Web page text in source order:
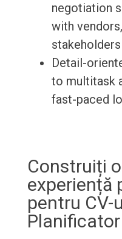
negotiation
with
Detail-
to multitask
fast-paced
Construiți
experiență
pentru CV-